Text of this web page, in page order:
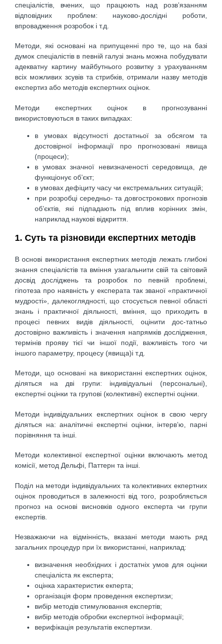
спецiалiстiв, вчених, що працюють над розв’язанням
вiдповiдних проблем: науково-дослiднi роботи,
впровадження розробок i т.д.
Методи, які основанi на припущенні про те, що на базi
думок спецiалiстiв в певній галузі знань можна побудувати
адекватну картину майбутнього розвитку з урахуванням
всiх можливих зсувів та стрибкiв, отримали назву методiв
експертиз або методiв експертних оцiнок.
Методи експертних оцiнок в прогнозуваннi
використовуються в таких випадках:
в умовах вiдсутностi достатньої за обсягом та
достовiрної iнформацiї про прогнозованi явища
(процеси);
в умовах значної невизначеностi середовища, де
функцiонує об’єкт;
в умовах дефiциту часу чи екстремальних ситуацiй;
при розробцi середньо- та довгострокових прогнозiв
об’єктiв, якi пiдпадають пiд вплив корінних змiн,
наприклад наукові вiдкриття.
1. Суть та рiзновиди експертних методiв
В основi використання експертних методiв лежать глибокi
знання спецiалiстiв та вмiння узагальнити свiй та свiтовий
досвiд дослiджень та розробок по певнiй проблемi,
гiпотеза про наявнiсть у експерата так званої «практичної
мудростi», далекоглядностi, що стосується певної областi
знань i практичної дiяльностi, вмiння, що приходить в
процесi певних видiв дiяльностi, оцiнити дос-татньо
достовiрно важливiсть i значення напрямкiв дослiдження,
термiнiв прояву тiєї чи iншої подiї, важливість того чи
iншого параметру, процесу (явища)i т.д.
Методи, що основанi на використаннi експертних оцiнок,
дiляться на двi групи: iндивiдуальнi (персональнi),
експертнi оцiнки та груповi (колективнi) експертнi оцiнки.
Методи iндивiдуальних експертних оцiнок в свою чергу
дiляться на: аналiтичнi експертнi оцiнки, iнтерв’ю, парнi
порiвняння та iнші.
Методи колективної експертної оцiнки включають метод
комiсiї, метод Дельфi, Паттерн та iнші.
Подiл на методи iндивiдуальних та колективних екпертних
оцiнок проводиться в залежностi вiд того, розробляється
прогноз на основi висновків одного експерта чи групи
експертiв.
Незважаючи на вiдмiнність, вказанi методи мають ряд
загальних процедур при їх використанні, наприклад:
визначення необхiдних i достатнiх умов для оцінки
спецiалiста як експерта;
оцiнка характеристик екперта;
органiзацiя форм проведення експертизи;
вибiр методiв стимулювання експертiв;
вибір методiв обробки експертної iнформацiї;
верифiкацiя результатiв експертизи.